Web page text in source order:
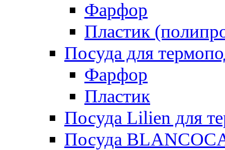
Фарфор
Пластик
Посуда для
Фарфор
Пластик
Посуда Lilien для
Посуда